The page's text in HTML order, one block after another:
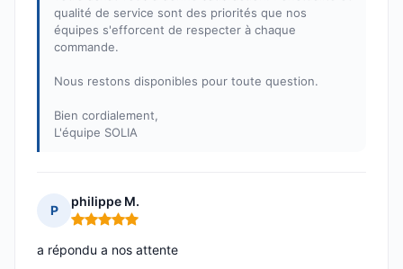
qualité de service sont des priorités que nos
équipes s'efforcent de respecter à chaque
commande.
Nous restons disponibles pour toute question.
Bien cordialement,
L'équipe SOLIA
P
philippe M.
Note : 5 sur 5
a répondu a nos attente